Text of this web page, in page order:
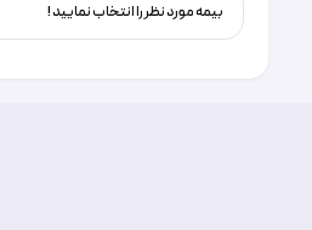
بیمه مورد نظر را انتخاب نمایید !